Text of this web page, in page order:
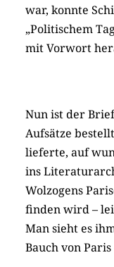
war, konnte
„Politischem
mit Vorwort
Nun ist der
Aufsätze
lieferte, auf
ins
Wolzogens
finden wird –
Man sieht es
Bauch von